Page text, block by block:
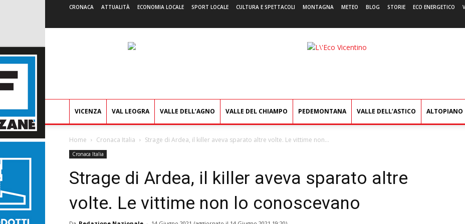
CRONACA ATTUALITÀ ECONOMIA LOCALE SPORT LOCALE CULTURA E SPETTACOLI MONTAGNA METEO BLOG STORIE ECO ENERGETICO
L'Eco
VICENZA VAL LEOGRA VALLE DELL’AGNO VALLE DEL CHIAMPO PEDEMONTANA VALLE DELL’ASTICO ALTOPIANO
Home Cronaca Italia Strage di Ardea, il killer aveva sparato altre volte. Le vittime non...
Cronaca Italia
Strage di Ardea, il killer aveva sparato altre
volte. Le vittime non lo conoscevano